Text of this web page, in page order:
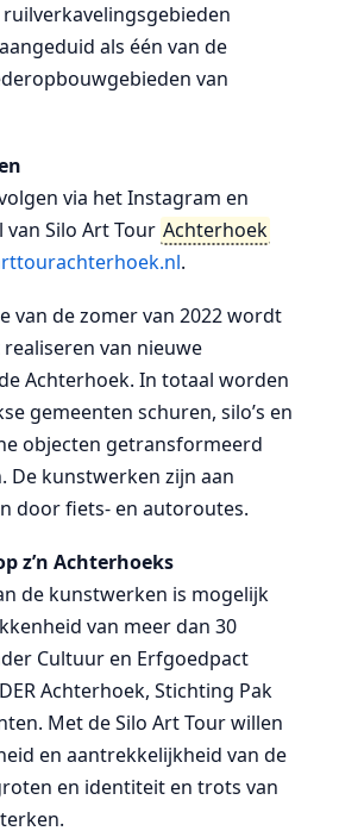
als één van de
van
via het Instagram en
van Silo Art Tour Achterhoek
.
van de zomer van 2022 wordt
van nieuwe
Achterhoek. In totaal worden
gemeenten schuren, silo’s en
objecten getransformeerd
De kunstwerken zijn aan
door fiets- en autoroutes.
z’n Achterhoeks
de kunstwerken is mogelijk
van meer dan 30
Cultuur en Erfgoedpact
Achterhoek, Stichting Pak
Met de Silo Art Tour willen
en aantrekkelijkheid van de
en identiteit en trots van